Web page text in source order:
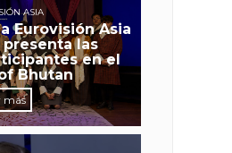
ASIA
Eurovisión Asia
presenta las
en el
Bhutan
más